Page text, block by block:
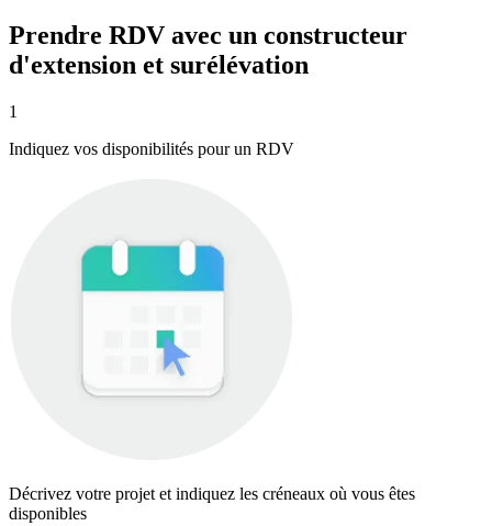
Prendre RDV avec un constructeur
d'extension et surélévation
1
Indiquez vos disponibilités pour un RDV
Décrivez votre projet et indiquez les créneaux où vous êtes
disponibles